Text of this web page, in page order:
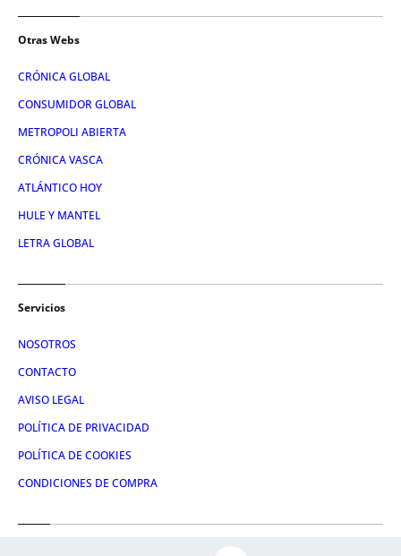
Otras Webs
CRÓNICA GLOBAL
CONSUMIDOR GLOBAL
METROPOLI ABIERTA
CRÓNICA VASCA
ATLÁNTICO HOY
HULE Y MANTEL
LETRA GLOBAL
Servicios
NOSOTROS
CONTACTO
AVISO LEGAL
POLÍTICA DE PRIVACIDAD
POLÍTICA DE COOKIES
CONDICIONES DE COMPRA